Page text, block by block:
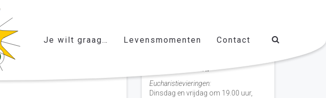
Je wilt graag… Levensmomenten Contact
Vieringen door de week
H. Nicolaas Baarn
Eucharistievieringen:
Dinsdag en vrijdag om 19.00 uur,